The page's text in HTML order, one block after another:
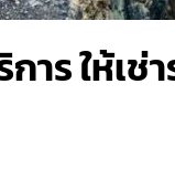
ร ให้เช่